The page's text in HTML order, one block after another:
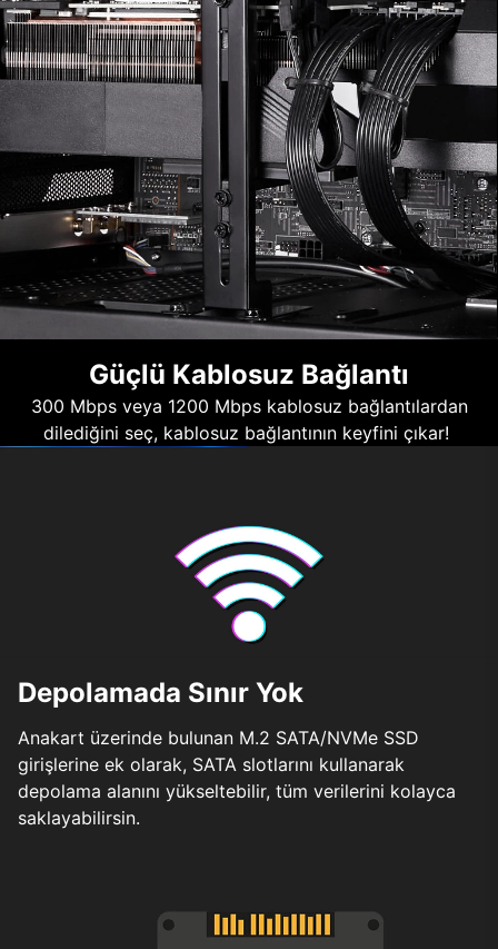
Güçlü Kablosuz Bağlantı
300 Mbps veya 1200 Mbps kablosuz bağlantılardan
dilediğini seç, kablosuz bağlantının keyfini çıkar!
Depolamada Sınır Yok
Anakart üzerinde bulunan M.2 SATA/NVMe SSD
girişlerine ek olarak, SATA slotlarını kullanarak
depolama alanını yükseltebilir, tüm verilerini kolayca
saklayabilirsin.